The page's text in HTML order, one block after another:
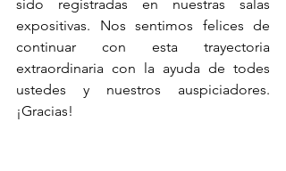
sido registradas en nuestras salas
expositivas. Nos sentimos felices de
continuar con esta trayectoria
extraordinaria con la ayuda de todes
ustedes y nuestros auspiciadores.
¡Gracias!